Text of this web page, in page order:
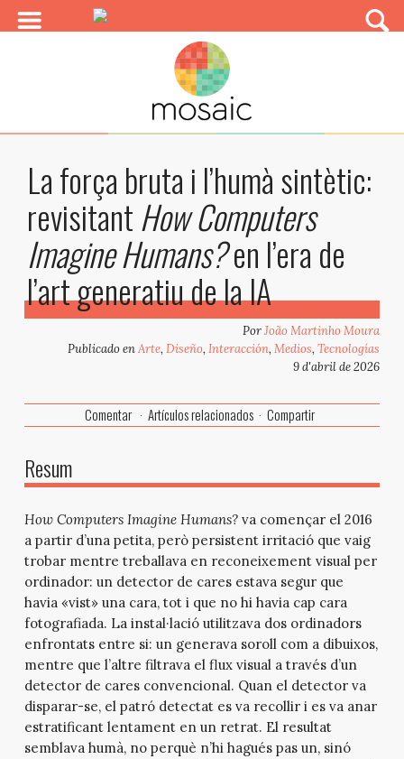
La força bruta i l’humà sintètic:
revisitant How Computers
Imagine Humans?en l’era de
l’art generatiu de la IA
PorJoão Martinho Moura
Publicado enArte,Diseño,Interacción,Medios,Tecnologías
9 d'abril de 2026
Comentar Artículos relacionados Compartir
Resum
How Computers Imagine Humans?va començar el 2016
a partir d’una petita, però persistent irritació que vaig
trobar mentre treballava en reconeixement visual per
ordinador: un detector de cares estava segur que
havia «vist» una cara, tot i que no hi havia cap cara
fotografiada. La instal·lació utilitzava dos ordinadors
enfrontats entre si: un generava soroll com a dibuixos,
mentre que l’altre filtrava el flux visual a través d’un
detector de cares convencional. Quan el detector va
disparar-se, el patró detectat es va recollir i es va anar
estratificant lentament en un retrat. El resultat
semblava humà, no perquè n’hi hagués pas un, sinó